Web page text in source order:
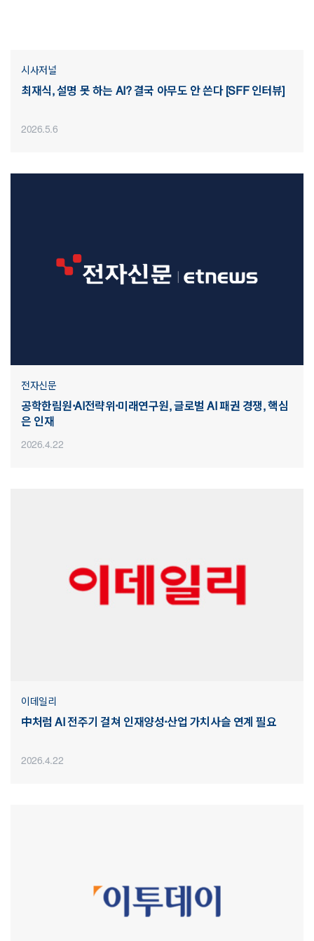
시사저널
최재식, 설명 못 하는 AI? 결국 아무도 안 쓴다 [SFF 인터뷰]
2026.5.6
전자신문
공학한림원·AI전략위·미래연구원, 글로벌 AI 패권 경쟁, 핵심
은 인재
2026.4.22
이데일리
中처럼 AI 전주기 걸쳐 인재양성·산업 가치사슬 연계 필요
2026.4.22